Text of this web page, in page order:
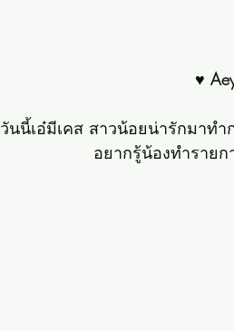
♥
วันนี้เอ๋มีเคส สาวน้อยน่ารักมาท
อยากรู้น้องทำรายก